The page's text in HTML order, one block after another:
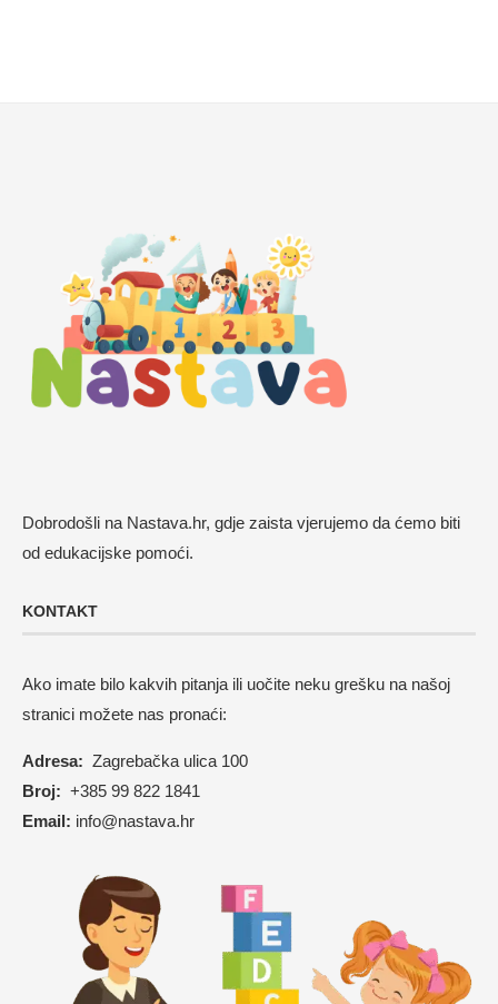
Dobrodošli na Nastava.hr, gdje zaista vjerujemo da ćemo biti
od edukacijske pomoći.
KONTAKT
Ako imate bilo kakvih pitanja ili uočite neku grešku na našoj
stranici možete nas pronaći:
Adresa: Zagrebačka ulica 100
Broj: +385 99 822 1841
Email: info@nastava.hr